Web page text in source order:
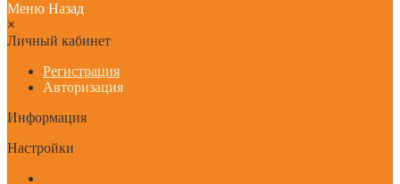
Меню Назад
×
Личный кабинет
Регистрация
Авторизация
Информация
Настройки